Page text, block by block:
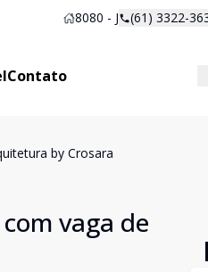
8080 - J (61) 3322-
Contato
by Crosara
vaga de